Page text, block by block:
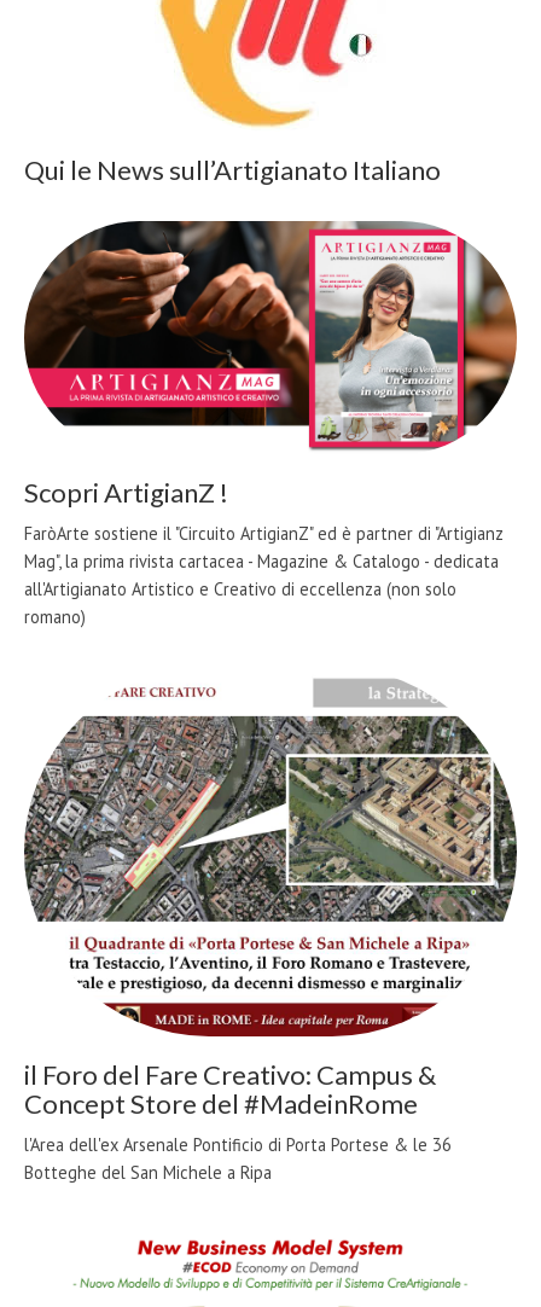
Qui le News sull’Artigianato Italiano
Scopri ArtigianZ !
FaròArte sostiene il "Circuito ArtigianZ" ed è partner di "Artigianz
Mag", la prima rivista cartacea - Magazine & Catalogo - dedicata
all'Artigianato Artistico e Creativo di eccellenza (non solo
romano)
il Foro del Fare Creativo: Campus &
Concept Store del #MadeinRome
l'Area dell'ex Arsenale Pontificio di Porta Portese & le 36
Botteghe del San Michele a Ripa